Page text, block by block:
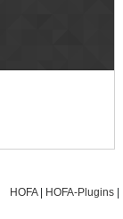
HOFA| HOFA-Plugins|